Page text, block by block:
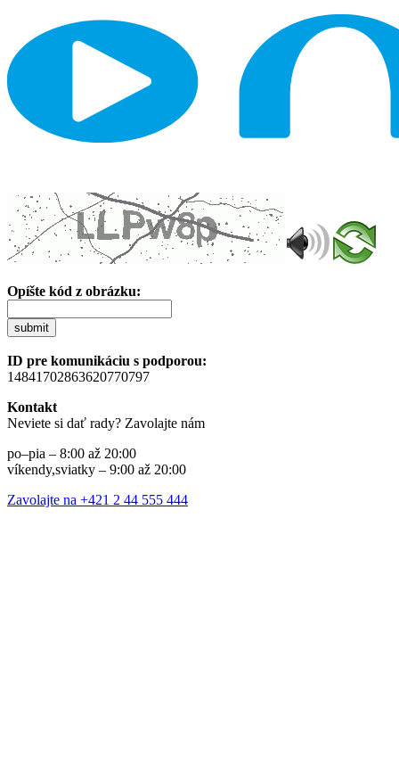
Opíšte kód z obrázku:
submit
ID pre komunikáciu s podporou:
14841702863620770797
Kontakt
Neviete si dať rady? Zavolajte nám
po–pia – 8:00 až 20:00
víkendy,sviatky – 9:00 až 20:00
Zavolajte na +421 2 44 555 444